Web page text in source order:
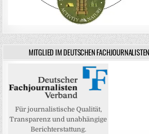
MITGLIED IM DEUTSCHEN
Für journalistische Qualität,
Transparenz und unabhängige
Berichterstattung.